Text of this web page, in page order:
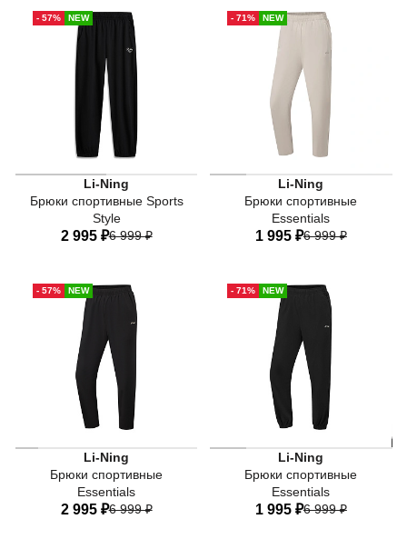
40 42 40 42
- 57% NEW
Li-Ning
Брюки спортивные Sports
Style
2 995 ₽6 999 ₽
40 42 44 46
- 71% NEW
Li-Ning
Брюки спортивные
Essentials
Серые женские
1 995 ₽6 999 ₽
40 42 44 46
50
- 57% NEW
Li-Ning
Брюки спортивные
Essentials
Женские чёрные спортивные брюки Li-Ning из
2 995 ₽6 999 ₽
- 71% NEW
Li-Ning
Брюки спортивные
Essentials
Чёрные женские
1 995 ₽6 999 ₽